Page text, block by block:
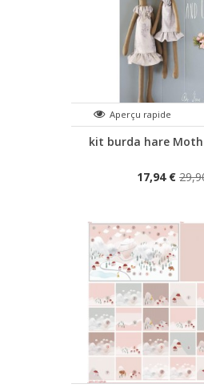
Aperçu rapide
kit burda hare
17,94 €